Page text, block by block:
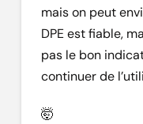
mais on peut
DPE est fiable,
pas le bon
continuer de
🤯